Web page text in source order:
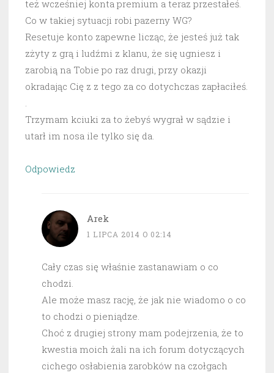
też wcześniej konta premium a teraz przestałeś.
Co w takiej sytuacji robi pazerny WG?
Resetuje konto zapewne licząc, że jesteś już tak
zżyty z grą i ludźmi z klanu, że się ugniesz i
zarobią na Tobie po raz drugi, przy okazji
okradając Cię z z tego za co dotychczas zapłaciłeś.
.
Trzymam kciuki za to żebyś wygrał w sądzie i
utarł im nosa ile tylko się da.
Odpowiedz
Arek
1 LIPCA 2014 O 02:14
Cały czas się właśnie zastanawiam o co
chodzi.
Ale może masz rację, że jak nie wiadomo o co
to chodzi o pieniądze.
Choć z drugiej strony mam podejrzenia, że to
kwestia moich żali na ich forum dotyczących
cichego osłabienia zarobków na czołgach